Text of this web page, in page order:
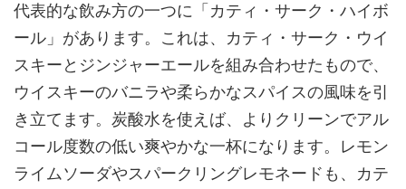
代表的な飲み方の一つに「カティ・サーク・ハイボ
ール」があります。これは、カティ・サーク・ウイ
スキーとジンジャーエールを組み合わせたもので、
ウイスキーのバニラや柔らかなスパイスの風味を引
き立てます。炭酸水を使えば、よりクリーンでアル
コール度数の低い爽やかな一杯になります。レモン
ライムソーダやスパークリングレモネードも、カテ